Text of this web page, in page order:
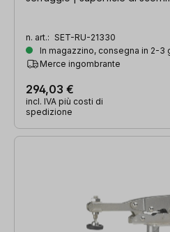
n. art.: SET-RU-21330
In magazzino, consegna in 2-3
Merce ingombrante
294,03 €
incl. IVA più costi di
spedizione